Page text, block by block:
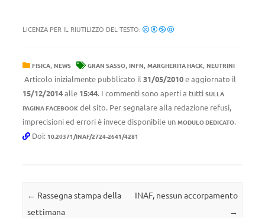
LICENZA PER IL RIUTILIZZO DEL TESTO:
FISICA, NEWS GRAN SASSO, INFN, MARGHERITA HACK, NEUTRINI
Articolo inizialmente pubblicato il 31/05/2010e aggiornato il
15/12/2014alle 15:44. I commenti sono aperti a tutti SULLA
PAGINA FACEBOOK del sito. Per segnalare alla redazione refusi,
imprecisioni ed errori è invece disponibile un MODULO DEDICATO.
Doi: 10.20371/INAF/2724-2641/4281
Navigazione articolo
← Rassegna stampa della
settimana
INAF, nessun accorpamento
→